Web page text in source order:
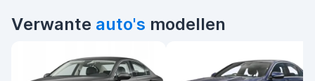
Verwante auto's modellen